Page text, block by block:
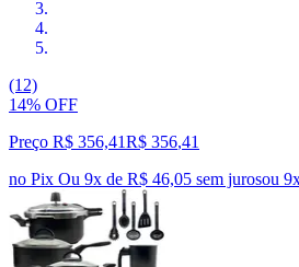
(12)
14% OFF
Preço R$ 356,41R$ 356,41
no Pix Ou 9x de R$ 46,05 sem jurosou 9